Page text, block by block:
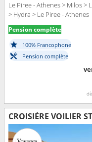
Le Piree - Athenes > Milos >
> Hydra > Le Piree - Athenes
Pension complète
100% Francophone
Pension complète
CROISIÈRE VOILIER